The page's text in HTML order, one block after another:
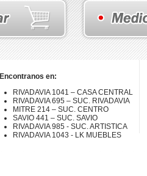
Encontranos en:
RIVADAVIA 1041 – CASA CENTRAL
RIVADAVIA 695 – SUC. RIVADAVIA
MITRE 214 – SUC. CENTRO
SAVIO 441 – SUC. SAVIO
RIVADAVIA 985 - SUC. ARTISTICA
RIVADAVIA 1043 - LK MUEBLES